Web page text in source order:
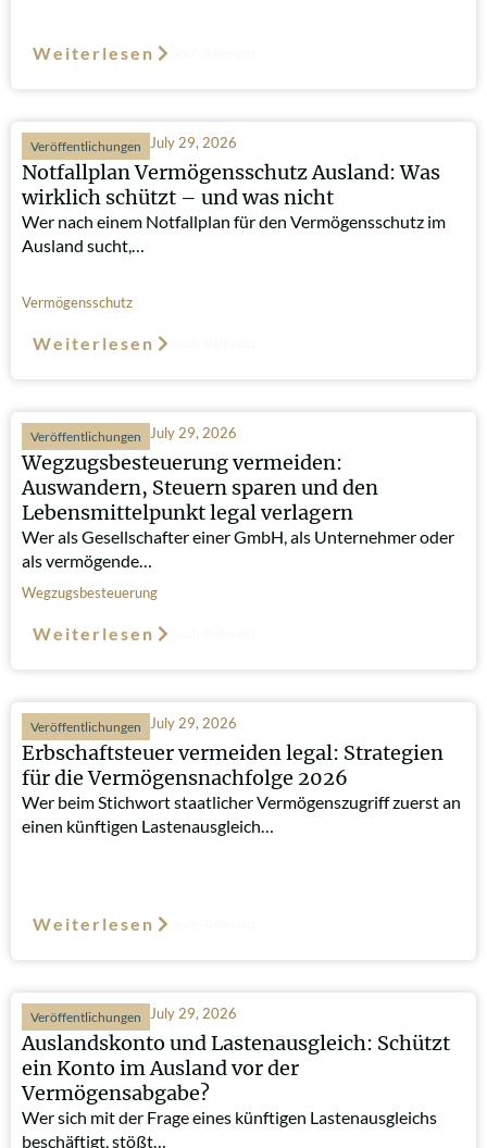
Weiterlesen
Veröffentlichungen July 29, 2026
Notfallplan Vermögensschutz Ausland: Was
wirklich schützt – und was nicht
Wer nach einem Notfallplan für den Vermögensschutz im
Ausland sucht,…
Vermögensschutz
Weiterlesen
Veröffentlichungen July 29, 2026
Wegzugsbesteuerung vermeiden:
Auswandern, Steuern sparen und den
Lebensmittelpunkt legal verlagern
Wer als Gesellschafter einer GmbH, als Unternehmer oder
als vermögende…
Wegzugsbesteuerung
Weiterlesen
Veröffentlichungen July 29, 2026
Erbschaftsteuer vermeiden legal: Strategien
für die Vermögensnachfolge 2026
Wer beim Stichwort staatlicher Vermögenszugriff zuerst an
einen künftigen Lastenausgleich…
Weiterlesen
Veröffentlichungen July 29, 2026
Auslandskonto und Lastenausgleich: Schützt
ein Konto im Ausland vor der
Vermögensabgabe?
Wer sich mit der Frage eines künftigen Lastenausgleichs
beschäftigt, stößt…